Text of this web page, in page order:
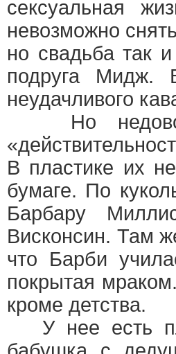
сексуальная
невозможно
но свадьба так
подруга Мидж.
неудачливого
Но
В пластике их
бумаге. По
Барбару
Висконсин. Там
что Барби
покрытая
кроме детства.
У нее есть